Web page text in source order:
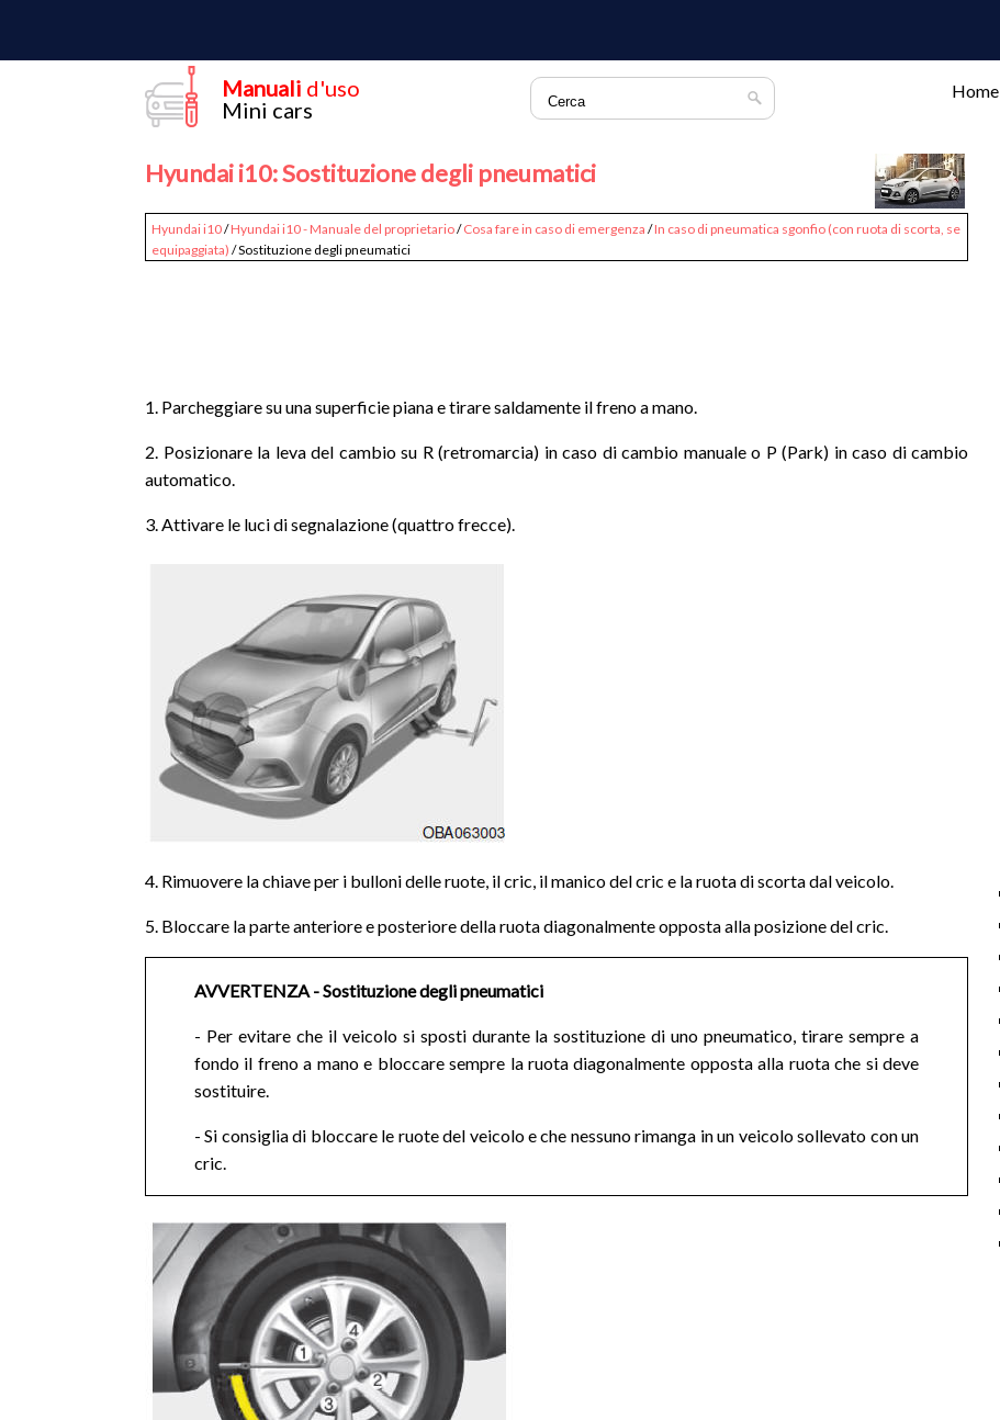
Manuali d'uso
Mini cars
Home
Hyundai i10: Sostituzione degli pneumatici
Hyundai i10/Hyundai i10 - Manuale del proprietario/Cosa fare in caso di emergenza /In caso di pneumatica sgonfio (con ruota di scorta, se
equipaggiata) / Sostituzione degli pneumatici
1. Parcheggiare su una superficie piana e tirare saldamente il freno a mano.
2. Posizionare la leva del cambio su R (retromarcia) in caso di cambio manuale o P (Park) in caso di cambio
automatico.
3. Attivare le luci di segnalazione (quattro frecce).
4. Rimuovere la chiave per i bulloni delle ruote, il cric, il manico del cric e la ruota di scorta dal veicolo.
5. Bloccare la parte anteriore e posteriore della ruota diagonalmente opposta alla posizione del cric.
AVVERTENZA - Sostituzione degli pneumatici
- Per evitare che il veicolo si sposti durante la sostituzione di uno pneumatico, tirare sempre a
fondo il freno a mano e bloccare sempre la ruota diagonalmente opposta alla ruota che si deve
sostituire.
- Si consiglia di bloccare le ruote del veicolo e che nessuno rimanga in un veicolo sollevato con un
cric.